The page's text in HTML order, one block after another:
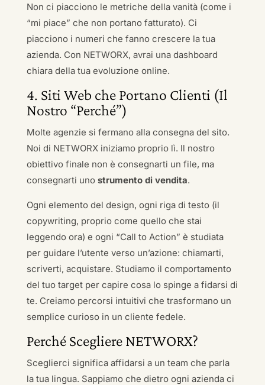
Non ci piacciono le metriche della vanità (come i
“mi piace” che non portano fatturato). Ci
piacciono i numeri che fanno crescere la tua
azienda. Con NETWORX, avrai una dashboard
chiara della tua evoluzione online.
4. Siti Web che Portano Clienti (Il
Nostro “Perché”)
Molte agenzie si fermano alla consegna del sito.
Noi di NETWORX iniziamo proprio lì. Il nostro
obiettivo finale non è consegnarti un file, ma
consegnarti uno strumento di vendita.
Ogni elemento del design, ogni riga di testo (il
copywriting, proprio come quello che stai
leggendo ora) e ogni “Call to Action” è studiata
per guidare l’utente verso un’azione: chiamarti,
scriverti, acquistare. Studiamo il comportamento
del tuo target per capire cosa lo spinge a fidarsi di
te. Creiamo percorsi intuitivi che trasformano un
semplice curioso in un cliente fedele.
Perché Scegliere NETWORX?
Sceglierci significa affidarsi a un team che parla
la tua lingua. Sappiamo che dietro ogni azienda ci